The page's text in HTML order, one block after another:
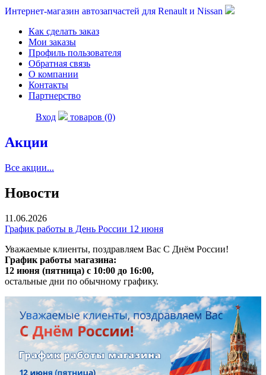
Интернет-магазин автозапчастей для Renault и Nissan
Как сделать заказ
Мои заказы
Профиль пользователя
Обратная связь
О компании
Контакты
Партнерство
Вход товаров (0)
Акции
Все акции...
Новости
11.06.2026
График работы в День России 12 июня
Уважаемые клиенты, поздравляем Вас С Днём России!
График работы магазина:
12 июня (пятница) с 10:00 до 16:00,
остальные дни по обычному графику.